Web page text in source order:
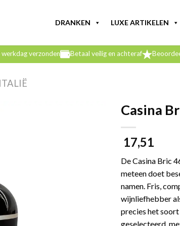
DRANKEN LUXE ARTIKELEN
verzonden Betaal veilig en achteraf
ITALIË
Casina
17,51
De Casina Bric
meteen doet
namen. Fris,
wijnliefhebber
precies het
geselecteerd,